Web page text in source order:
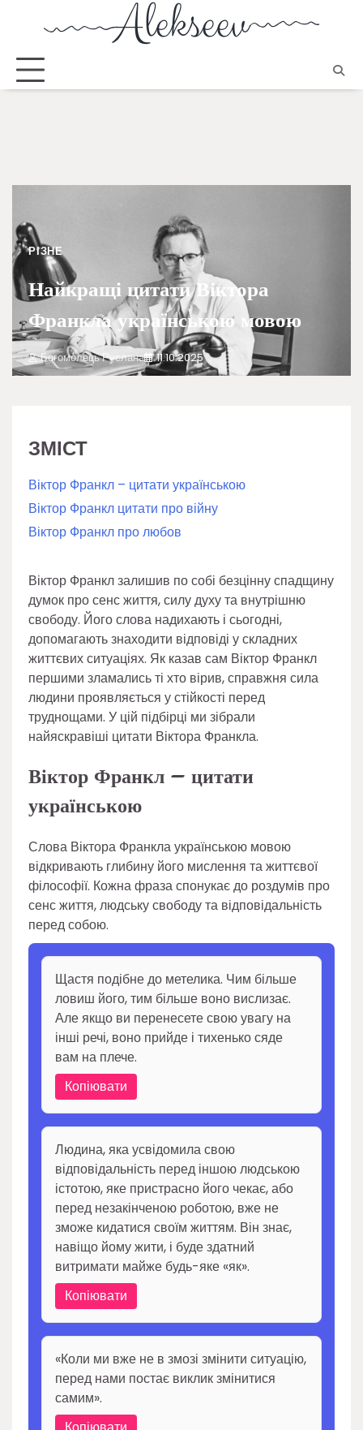
РІЗНЕ
Найкращі цитати Віктора
Франкла українською мовою
Богомолець Руслана 11.10.2025
ЗМІСТ
Віктор Франкл – цитати українською
Віктор Франкл цитати про війну
Віктор Франкл про любов
Віктор Франкл залишив по собі безцінну спадщину
думок про сенс життя, силу духу та внутрішню
свободу. Його слова надихають і сьогодні,
допомагають знаходити відповіді у складних
життєвих ситуаціях. Як казав сам Віктор Франкл
першими зламались ті хто вірив, справжня сила
людини проявляється у стійкості перед
труднощами. У цій підбірці ми зібрали
найяскравіші цитати Віктора Франкла.
Віктор Франкл – цитати
українською
Слова Віктора Франкла українською мовою
відкривають глибину його мислення та життєвої
філософії. Кожна фраза спонукає до роздумів про
сенс життя, людську свободу та відповідальність
перед собою.
Щастя подібне до метелика. Чим більше
ловиш його, тим більше воно вислизає.
Але якщо ви перенесете свою увагу на
інші речі, воно прийде і тихенько сяде
вам на плече.
Копіювати
Людина, яка усвідомила свою
відповідальність перед іншою людською
істотою, яке пристрасно його чекає, або
перед незакінченою роботою, вже не
зможе кидатися своїм життям. Він знає,
навіщо йому жити, і буде здатний
витримати майже будь-яке «як».
Копіювати
«Коли ми вже не в змозі змінити ситуацію,
перед нами постає виклик змінитися
самим».